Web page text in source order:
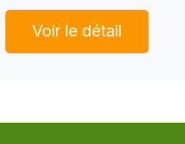
Voir le détail